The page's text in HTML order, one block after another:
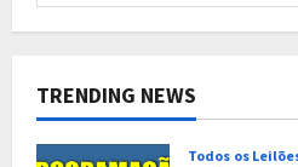
TRENDING NEWS
1
– IV-EXPO
& 1º LEILÃO
PARAÍBA/PB
Todos os